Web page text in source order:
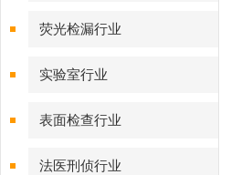
荧光检漏行业
实验室行业
表面检查行业
法医刑侦行业